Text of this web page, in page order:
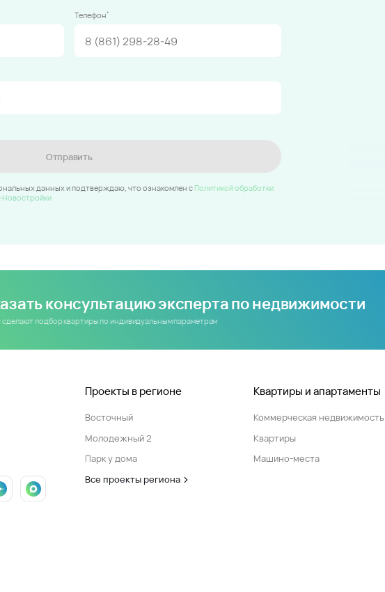
Телефон*
Отправить
данных и подтверждаю, что ознакомлен c Политикой обработки
консультацию эксперта по недвижимости
сделают подбор квартиры по индивидуальным параметрам
Проекты в регионе
Восточный
Молодежный 2
Парк у дома
Все проекты региона
Квартиры и апартаменты
Коммерческая недвижимость
Квартиры
Машино-места